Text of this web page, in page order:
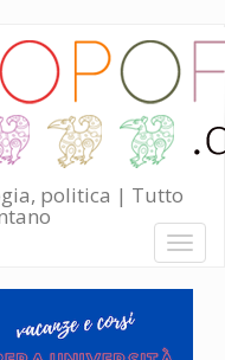
politica | Tutto
Toggle